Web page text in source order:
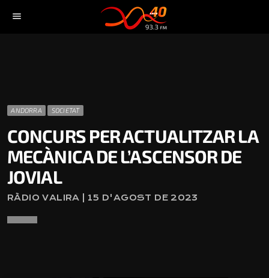
menu
ANDORRA SOCIETAT
CONCURS PER ACTUALITZAR LA
MECÀNICA DE L’ASCENSOR DE
JOVIAL
RÀDIO VALIRA | 15 D'AGOST DE 2023